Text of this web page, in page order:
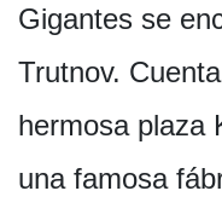
Gigantes se
Trutnov.
hermosa plaza
una famosa